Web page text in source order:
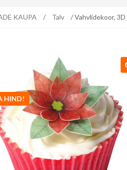
KAUPA / Talv / Vahvlidekoor,
HIND!